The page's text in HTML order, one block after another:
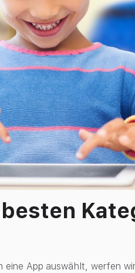
eine App auswählt, werfen